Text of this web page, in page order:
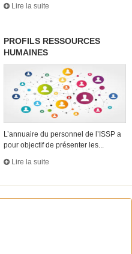
Lire la suite
PROFILS RESSOURCES
HUMAINES
L’annuaire du personnel de l’ISSP a
pour objectif de présenter les...
Lire la suite